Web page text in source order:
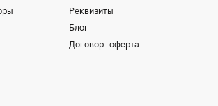
Реквизиты
Блог
Договор- оферта